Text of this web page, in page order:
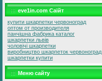
eve1in.com Саїйт
купити шкарпетки червоноград
оптом от производителя
панчішна фабрика каталог
шкарпетки львів
чоловічі шкарпетки
виробництво шкарпеток червоноград
шкарпетки купити
Меню сайту